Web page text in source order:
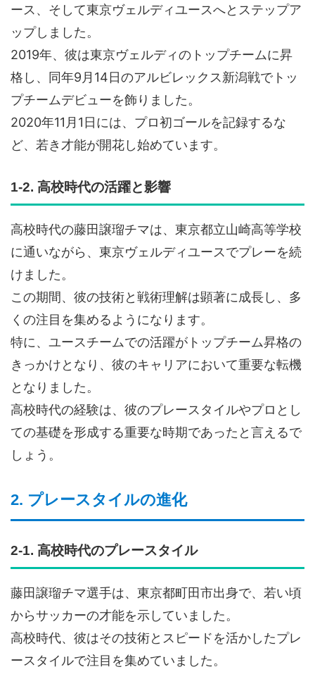
ース、そして東京ヴェルディユースへとステップア
ップしました。
2019年、彼は東京ヴェルディのトップチームに昇
格し、同年9月14日のアルビレックス新潟戦でトッ
プチームデビューを飾りました。
2020年11月1日には、プロ初ゴールを記録するな
ど、若き才能が開花し始めています。
1-2. 高校時代の活躍と影響
高校時代の藤田譲瑠チマは、東京都立山崎高等学校
に通いながら、東京ヴェルディユースでプレーを続
けました。
この期間、彼の技術と戦術理解は顕著に成長し、多
くの注目を集めるようになります。
特に、ユースチームでの活躍がトップチーム昇格の
きっかけとなり、彼のキャリアにおいて重要な転機
となりました。
高校時代の経験は、彼のプレースタイルやプロとし
ての基礎を形成する重要な時期であったと言えるで
しょう。
2. プレースタイルの進化
2-1. 高校時代のプレースタイル
藤田譲瑠チマ選手は、東京都町田市出身で、若い頃
からサッカーの才能を示していました。
高校時代、彼はその技術とスピードを活かしたプレ
ースタイルで注目を集めていました。